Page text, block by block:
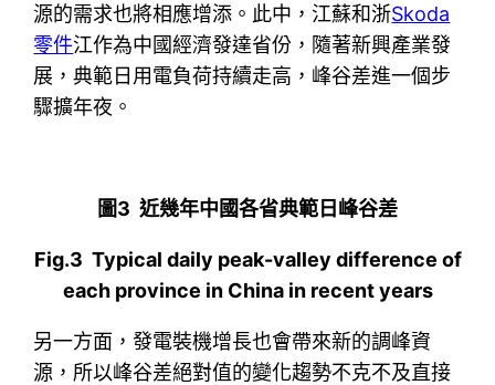
源的需求也將相應增添。此中，江蘇和浙Skoda
零件江作為中國經濟發達省份，隨著新興產業發
展，典範日用電負荷持續走高，峰谷差進一個步
驟擴年夜。
圖3 近幾年中國各省典範日峰谷差
Fig.3 Typical daily peak-valley difference of
each province in China in recent years
另一方面，發電裝機增長也會帶來新的調峰資
源，所以峰谷差絕對值的變化趨勢不克不及直接